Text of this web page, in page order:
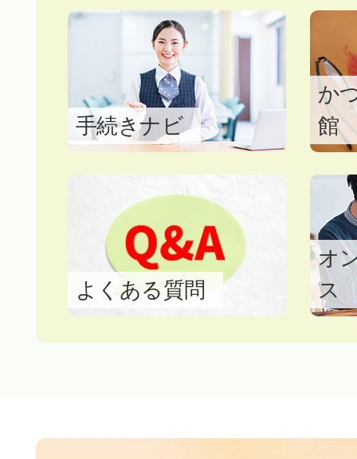
2026年07月27日
（質疑回答を追加しまし
育給付費等管理システム導
係る公募型プロポーザルの
2026年07月21日
令和8年葛城市議会委員会
2026年07月21日
第4回 けはやちゃんこ鍋コ
ます
2026年07月17日
手続きナビ
か
館
よくある質問
オ
ス